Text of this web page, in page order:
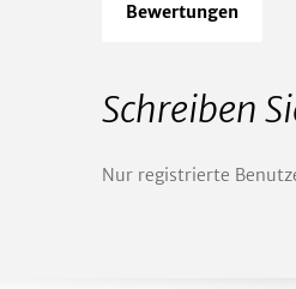
Bewertungen
Schreiben
Nur registrierte